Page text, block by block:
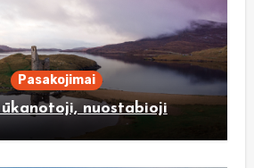
Pasakojimai
nuostabioji